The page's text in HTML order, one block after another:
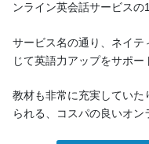
ンライン英会話サービスの1
サービス名の通り、ネイテ
じて英語力アップをサポー
教材も非常に充実していた
られる、コスパの良いオン